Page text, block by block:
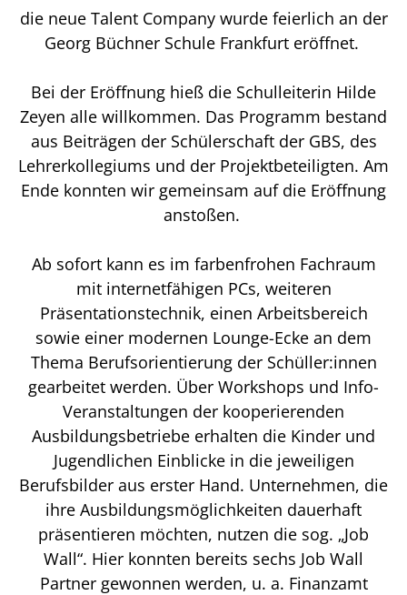
die neue Talent Company wurde feierlich an der
Georg Büchner Schule Frankfurt eröffnet.
Bei der Eröffnung hieß die Schulleiterin Hilde
Zeyen alle willkommen. Das Programm bestand
aus Beiträgen der Schülerschaft der GBS, des
Lehrerkollegiums und der Projektbeteiligten. Am
Ende konnten wir gemeinsam auf die Eröffnung
anstoßen.
Ab sofort kann es im farbenfrohen Fachraum
mit internetfähigen PCs, weiteren
Präsentationstechnik, einen Arbeitsbereich
sowie einer modernen Lounge-Ecke an dem
Thema Berufsorientierung der Schüller:innen
gearbeitet werden. Über Workshops und Info-
Veranstaltungen der kooperierenden
Ausbildungsbetriebe erhalten die Kinder und
Jugendlichen Einblicke in die jeweiligen
Berufsbilder aus erster Hand. Unternehmen, die
ihre Ausbildungsmöglichkeiten dauerhaft
präsentieren möchten, nutzen die sog. „Job
Wall“. Hier konnten bereits sechs Job Wall
Partner gewonnen werden, u. a. Finanzamt